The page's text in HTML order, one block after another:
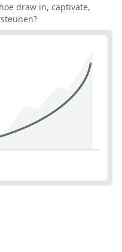
draw in, captivate,